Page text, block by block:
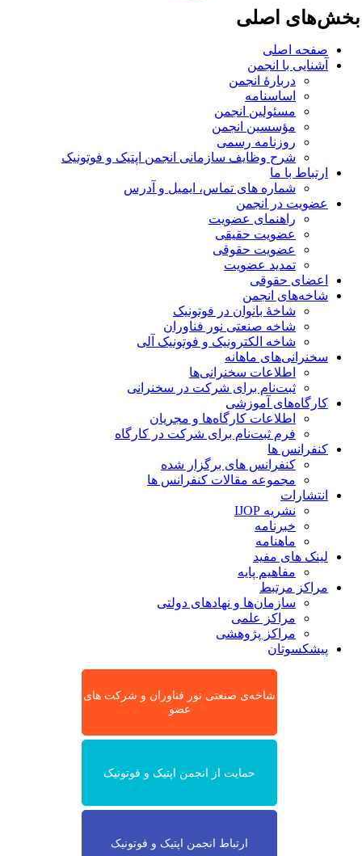
اصلی
صفحه اصلی
آشنایی با انجمن
دربارۀ انجمن
اساسنامه
مسئولین انجمن
مؤسسین انجمن
روزنامه رسمی
شرح وظایف سازمانی انجمن اپتیک و فوتونیک
ارتباط با ما
شماره های تماس، ایمیل و آدرس
عضویت در انجمن
راهنمای عضویت
عضویت حقیقی
عضویت حقوقی
تمدید عضویت
اعضای حقوقی
شاخه‌های انجمن
شاخۀ بانوان در فوتونیک
شاخه صنعتی نور فناوران
شاخه‌ الکترونیک و فوتونیک آلی
سخنرانی‌های ماهانه
اطلاعات سخنرانی‌‌ها
ثبت‌نام برای شرکت در سخنرانی
کارگاه‌های آموزشی
اطلاعات کارگاه‌ها و مجریان
فرم ثبت‌نام برای شرکت در کارگاه
کنفرانس ها
کنفرانس های برگزار شده
مجموعه مقالات کنفرانس ها
انتشارات
نشریه IJOP
خبرنامه
ماهنامه
لینک های مفید
مفاهیم پایه
مراکز مرتبط
سازمان‌ها و نهادهای دولتی
مراکز علمی
مراکز پژوهشی
پیشکسوتان
شاخه‌ی صنعتی نور فناوران و شرکت های
عضو
حمایت از انجمن اپتیک و فوتونیک
ارتباط انجمن اپتیک و فوتونیک